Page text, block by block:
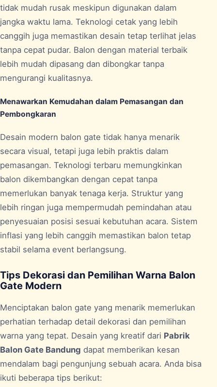
tidak mudah rusak meskipun digunakan dalam
jangka waktu lama. Teknologi cetak yang lebih
canggih juga memastikan desain tetap terlihat jelas
tanpa cepat pudar. Balon dengan material terbaik
lebih mudah dipasang dan dibongkar tanpa
mengurangi kualitasnya.
Menawarkan Kemudahan dalam Pemasangan dan
Pembongkaran
Desain modern balon gate tidak hanya menarik
secara visual, tetapi juga lebih praktis dalam
pemasangan. Teknologi terbaru memungkinkan
balon dikembangkan dengan cepat tanpa
memerlukan banyak tenaga kerja. Struktur yang
lebih ringan juga mempermudah pemindahan atau
penyesuaian posisi sesuai kebutuhan acara. Sistem
inflasi yang lebih canggih memastikan balon tetap
stabil selama event berlangsung.
Tips Dekorasi dan Pemilihan Warna Balon
Gate Modern
Menciptakan balon gate yang menarik memerlukan
perhatian terhadap detail dekorasi dan pemilihan
warna yang tepat. Desain yang kreatif dari Pabrik
Balon Gate Bandung dapat memberikan kesan
mendalam bagi pengunjung sebuah acara. Anda bisa
ikuti beberapa tips berikut: